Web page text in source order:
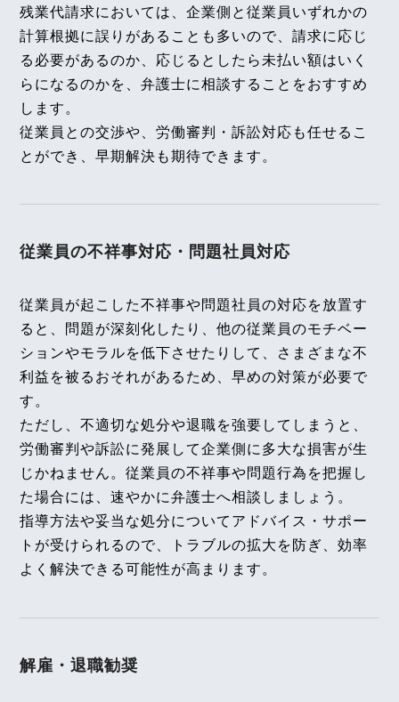
勲、シニアアソシエイト・弁護士 髙木 勝瑛が執筆
しました。
独立行政法人 高齢・障害・求職者雇用支援機構
2026年2月1日〈発行〉
2026年1月12日
企業法務担当執行役員・弁護士 家永 勲「弁護士が
および近隣住民からの騒音クレーム』
2026年1月1日
『エルダー』
【知っておきたい労働法Q&A】「第90回 同一労働
同一賃金と労使自治、従業員による部下の引き抜き
行為の違法性」の論文を、企業法務担当執行役員・
弁護士 家永 勲、シニアアソシエイト・弁護士 髙木
勝瑛が執筆しました。
独立行政法人 高齢・障害・求職者雇用支援機構
2026年1月1日〈発行〉
『労働基準&人事労務実務Q&A』
金格差を違法とした明徳学園事件判決を読む』の論
【タイ】2025年3月号Vol.36
2025年3月における法律アップデート
2025年4月号Vol.160
不当労働行為救済申立ての不法行為該当性（よこは
まシティユニオン事件）～横浜地裁令和５年２月２
防犯カメラとプライバシー侵害について
2025年2月における法律アップデート
2025年3月号Vol.159
派遣先企業と紹介予定派遣者との間の労働契約の成
月２７日判決～
【不動産業界】2025年2月号Vol.123
転貸可能のマンションで民泊使用をすることの可否
【タイ】2025年1月号Vol.34
2025年1月における法律アップデート
有給休暇に対する時季変更権の行使時期（東海旅客
残業代請求においては、企業側と従業員いずれかの
計算根拠に誤りがあることも多いので、請求に応じ
る必要があるのか、応じるとしたら未払い額はいく
らになるのかを、弁護士に相談することをおすすめ
します。
従業員との交渉や、労働審判・訴訟対応も任せるこ
とができ、早期解決も期待できます。
従業員の不祥事対応・ 問題社員対応
従業員が起こした不祥事や問題社員の対応を放置す
ると、問題が深刻化したり、他の従業員のモチベー
ションやモラルを低下させたりして、さまざまな不
利益を被るおそれがあるため、早めの対策が必要で
す。
ただし、不適切な処分や退職を強要してしまうと、
労働審判や訴訟に発展して企業側に多大な損害が生
じかねません。従業員の不祥事や問題行為を把握し
た場合には、速やかに弁護士へ相談しましょう。
指導方法や妥当な処分についてアドバイス・サポー
トが受けられるので、トラブルの拡大を防ぎ、効率
よく解決できる可能性が高まります。
解雇・退職勧奨